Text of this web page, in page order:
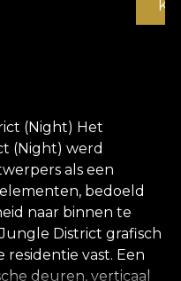
(Night) Het
(Night) werd
als een
bedoeld
naar binnen te
District grafisch
vast. Een
deuren, verticaal